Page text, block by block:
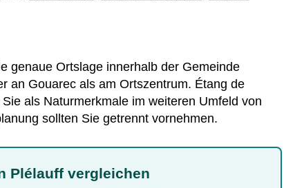
genaue Ortslage innerhalb der Gemeinde
an Gouarec als am Ortszentrum. Étang de
als Naturmerkmale im weiteren Umfeld von
sollten Sie getrennt vornehmen.
Plélauff vergleichen